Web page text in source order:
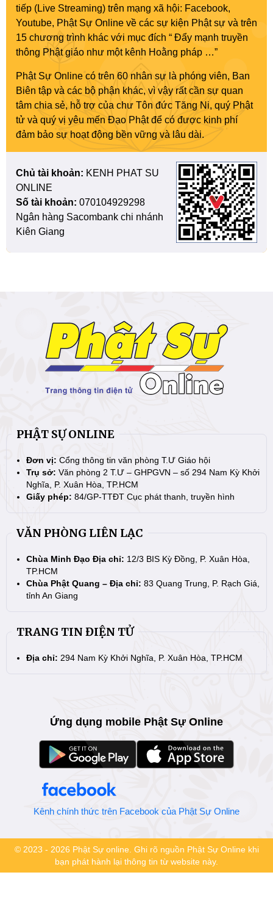
tiếp (Live Streaming) trên mạng xã hội: Facebook,
Youtube, Phật Sự Online về các sự kiện Phật sự và trên
15 chương trình khác với mục đích “ Đẩy mạnh truyền
thông Phật giáo như một kênh Hoằng pháp …”
Phật Sự Online có trên 60 nhân sự là phóng viên, Ban
Biên tập và các bộ phận khác, vì vậy rất cần sự quan
tâm chia sẻ, hỗ trợ của chư Tôn đức Tăng Ni, quý Phật
tử và quý vị yêu mến Đạo Phật để có được kinh phí
đảm bảo sự hoạt động bền vững và lâu dài.
Chủ tài khoản: KENH PHAT SU
ONLINE
Số tài khoản: 070104929298
Ngân hàng Sacombank chi nhánh
Kiên Giang
PHẬT SỰ ONLINE
Đơn vị: Cổng thông tin văn phòng T.Ư Giáo hội
Trụ sở: Văn phòng 2 T.Ư – GHPGVN – số 294 Nam Kỳ Khởi
Nghĩa, P. Xuân Hòa, TP.HCM
Giấy phép: 84/GP-TTĐT Cục phát thanh, truyền hình
VĂN PHÒNG LIÊN LẠC
Chùa Minh Đạo Địa chỉ: 12/3 BIS Kỳ Đồng, P. Xuân Hòa,
TP.HCM
Chùa Phật Quang – Địa chỉ: 83 Quang Trung, P. Rạch Giá,
tỉnh An Giang
TRANG TIN ĐIỆN TỬ
Địa chỉ: 294 Nam Kỳ Khởi Nghĩa, P. Xuân Hòa, TP.HCM
Ứng dụng mobile Phật Sự Online
Kênh chính thức trên Facebook của Phật Sự Online
© 2023 - 2026 Phật Sự online. Ghi rõ nguồn Phật Sự Online khi
bạn phát hành lại thông tin từ website này.